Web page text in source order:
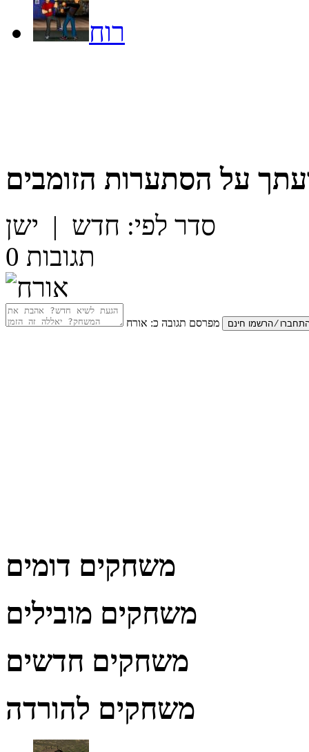
רוח
על הסתערות הזומבים
סדר לפי: חדש | ישן
0 תגובות
מפרסם תגובה כ: אורח
משחקים דומים
משחקים מובילים
משחקים חדשים
משחקים להורדה